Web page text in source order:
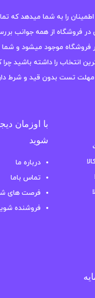
اطمینان را به شما میدهد که
در فروشگاه از همه جوانب
فروشگاه موجود میشود و شما
انتخاب را داشته باشید چرا
تست بدون قید و شرط
با اوزمان
شوید
درباره ما
تماس باما
فرصت های
فروشنده